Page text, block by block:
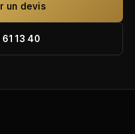
un devis
13 40